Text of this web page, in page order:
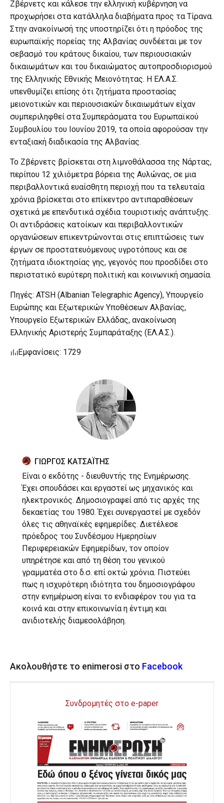
Ζβέρνετς και κάλεσε την ελληνική κυβέρνηση να
προχωρήσει στα κατάλληλα διαβήματα προς τα Τίρανα.
Στην ανακοίνωσή της υποστηρίζει ότι η πρόοδος της
ευρωπαϊκής πορείας της Αλβανίας συνδέεται με τον
σεβασμό του κράτους δικαίου, των περιουσιακών
δικαιωμάτων και του δικαιώματος αυτοπροσδιορισμού
της Ελληνικής Εθνικής Μειονότητας. Η ΕΛ.Α.Σ.
υπενθυμίζει επίσης ότι ζητήματα προστασίας
μειονοτικών και περιουσιακών δικαιωμάτων είχαν
συμπεριληφθεί στα Συμπεράσματα του Ευρωπαϊκού
Συμβουλίου του Ιουνίου 2019, τα οποία αφορούσαν την
ενταξιακή διαδικασία της Αλβανίας.
Το Ζβέρνετς βρίσκεται στη λιμνοθάλασσα της Νάρτας,
περίπου 12 χιλιόμετρα βόρεια της Αυλώνας, σε μια
περιβαλλοντικά ευαίσθητη περιοχή που τα τελευταία
χρόνια βρίσκεται στο επίκεντρο αντιπαραθέσεων
σχετικά με επενδυτικά σχέδια τουριστικής ανάπτυξης.
Οι αντιδράσεις κατοίκων και περιβαλλοντικών
οργανώσεων επικεντρώνονται στις επιπτώσεις των
έργων σε προστατευόμενους υγροτόπους και σε
ζητήματα ιδιοκτησίας γης, γεγονός που προσδίδει στο
περιστατικό ευρύτερη πολιτική και κοινωνική σημασία.
Πηγές: ATSH (Albanian Telegraphic Agency), Υπουργείο
Ευρώπης και Εξωτερικών Υποθέσεων Αλβανίας,
Υπουργείο Εξωτερικών Ελλάδας, ανακοίνωση
Ελληνικής Αριστερής Συμπαράταξης (ΕΛ.Α.Σ.).
Εμφανίσεις: 1729
ΓΙΩΡΓΟΣ ΚΑΤΣΑΪΤΗΣ
Είναι ο εκδότης - διευθυντής της Ενημέρωσης.
Έχει σπουδάσει και εργαστεί ως μηχανικός και
ηλεκτρονικός. Δημοσιογραφεί από τις αρχές της
δεκαετίας του 1980. Έχει συνεργαστεί με σχεδόν
όλες τις αθηναϊκές εφημερίδες. Διετέλεσε
πρόεδρος του Συνδέσμου Ημερησίων
Περιφερειακών Εφημερίδων, τον οποίον
υπηρέτησε και από τη θέση του γενικού
γραμματέα στο δ.σ. επί οκτώ χρόνια. Πιστεύει
πως η ισχυρότερη ιδιότητα του δημοσιογράφου
στην ενημέρωση είναι το ενδιαφέρον του για τα
κοινά και στην επικοινωνία η έντιμη και
ανιδιοτελής διαμεσολάβηση.
Ακολουθήστε το enimerosi στο Facebook
Συνδρομητές στο e-paper